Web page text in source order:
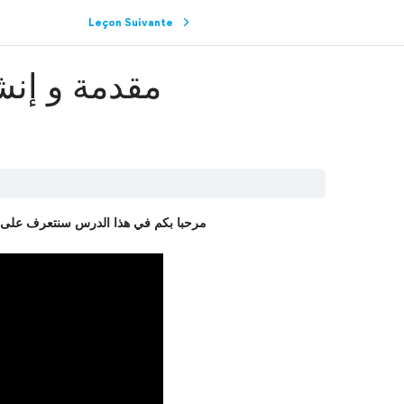
Leçon Suivante
مقدمة و
مرحبا بكم في هذا الدرس سنتعرف على